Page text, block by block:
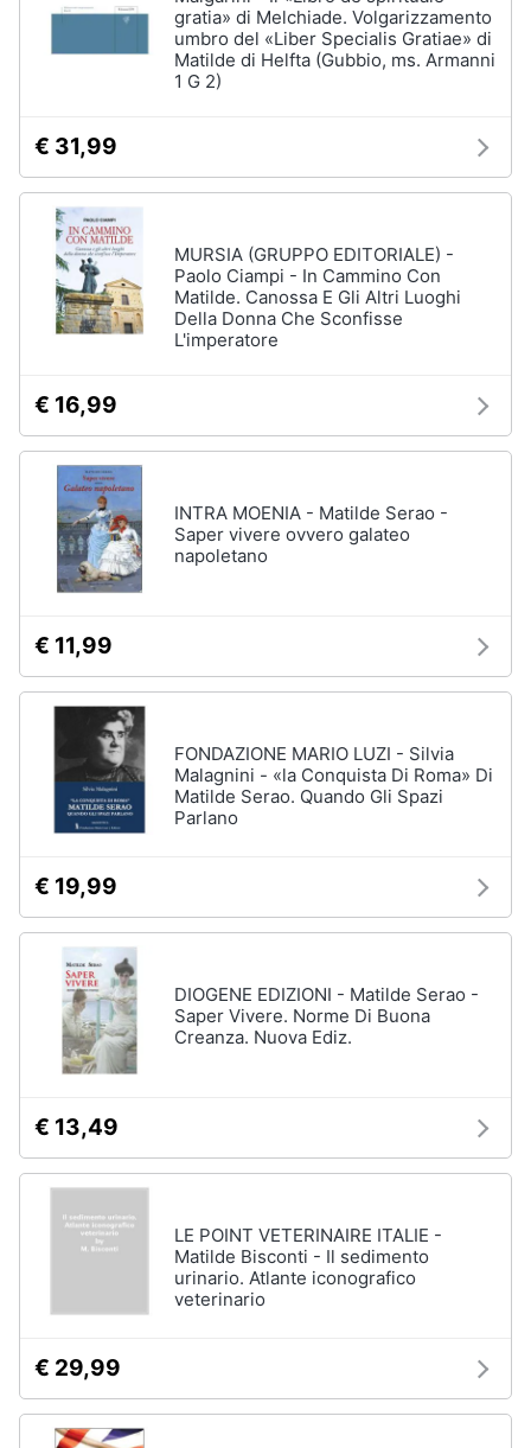
gratia» di Melchiade. Volgarizzamento
umbro del «Liber Specialis Gratiae» di
Matilde di Helfta (Gubbio, ms. Armanni
1 G 2)
€ 31,99
MURSIA (GRUPPO EDITORIALE) -
Paolo Ciampi - In Cammino Con
Matilde. Canossa E Gli Altri Luoghi
Della Donna Che Sconfisse
L'imperatore
€ 16,99
INTRA MOENIA - Matilde Serao -
Saper vivere ovvero galateo
napoletano
€ 11,99
FONDAZIONE MARIO LUZI - Silvia
Malagnini - «la Conquista Di Roma» Di
Matilde Serao. Quando Gli Spazi
Parlano
€ 19,99
DIOGENE EDIZIONI - Matilde Serao -
Saper Vivere. Norme Di Buona
Creanza. Nuova Ediz.
€ 13,49
LE POINT VETERINAIRE ITALIE -
Matilde Bisconti - Il sedimento
urinario. Atlante iconografico
veterinario
€ 29,99